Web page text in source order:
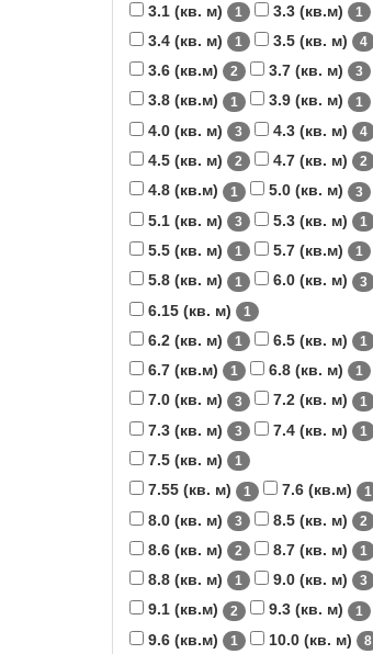
3.1 (кв. м) 1 3.3 (кв.м) 1
3.4 (кв. м) 1 3.5 (кв. м) 4
3.6 (кв.м) 2 3.7 (кв. м) 3
3.8 (кв.м) 1 3.9 (кв. м) 1
4.0 (кв. м) 3 4.3 (кв. м) 4
4.5 (кв. м) 2 4.7 (кв. м) 2
4.8 (кв.м) 1 5.0 (кв. м) 3
5.1 (кв. м) 3 5.3 (кв. м) 1
5.5 (кв. м) 1 5.7 (кв.м) 1
5.8 (кв. м) 1 6.0 (кв. м) 3
6.15 (кв. м) 1
6.2 (кв. м) 1 6.5 (кв. м) 1
6.7 (кв.м) 1 6.8 (кв. м) 1
7.0 (кв. м) 3 7.2 (кв. м) 1
7.3 (кв. м) 3 7.4 (кв. м) 1
7.5 (кв. м) 1
7.55 (кв. м) 1 7.6 (кв.м) 1
8.0 (кв. м) 3 8.5 (кв. м) 2
8.6 (кв. м) 2 8.7 (кв. м) 1
8.8 (кв. м) 1 9.0 (кв. м) 3
9.1 (кв.м) 2 9.3 (кв. м) 1
9.6 (кв.м) 1 10.0 (кв. м) 8